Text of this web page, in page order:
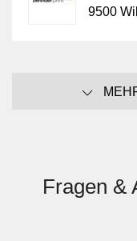
9500
Fragen &